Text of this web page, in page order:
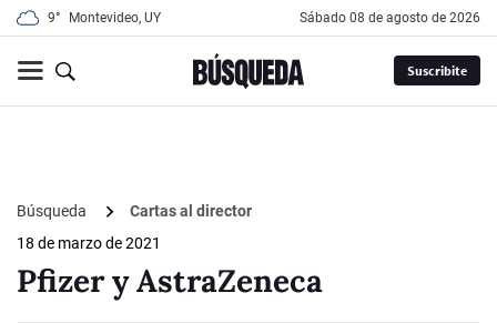
9° Montevideo, UY sábado 08 de agosto de 2026
Suscribite
Búsqueda
Cartas al director
18 de marzo de 2021
Pfizer y AstraZeneca